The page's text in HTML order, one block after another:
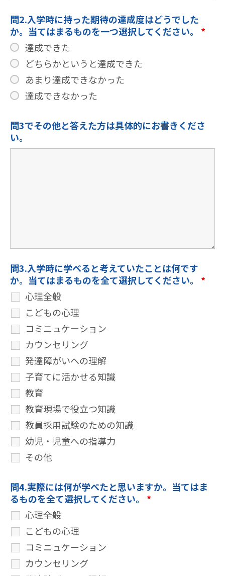
問2.入学時に持った期待の達成度はどうでした
か。当てはまるものを一つ選択してください。 *
達成できた
どちらかというと達成できた
あまり達成できなかった
達成できなかった
問3でその他と答えた方は具体的にお書きくださ
い。
問3.入学時に学べると考えていたことは何です
か。当てはまるものを全て選択してください。 *
心理全般
こどもの心理
コミニュケーション
カウンセリング
発達障がいへの理解
子育てに活かせる知識
教育
教育現場で役立つ知識
教員採用試験のための知識
幼児・児童への指導力
その他
問4.実際には何が学べたと思いますか。当てはま
るものを全て選択してください。 *
心理全般
こどもの心理
コミニュケーション
カウンセリング